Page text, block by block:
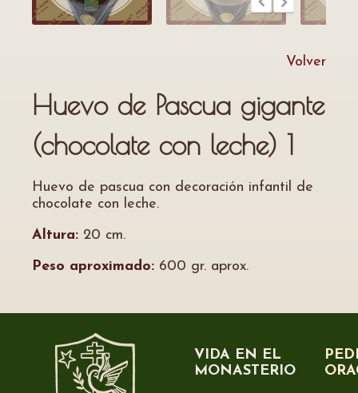
Volver
Huevo de Pascua gigante
(chocolate con leche) 1
Huevo de pascua con decoración infantil de
chocolate con leche.
Altura: 20 cm.
Peso aproximado: 600 gr. aprox.
VIDA EN EL
MONASTERIO